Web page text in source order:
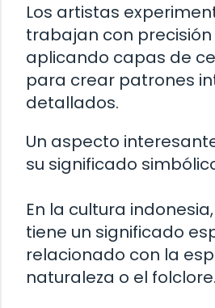
Los artistas
trabajan con
aplicando capas de
para crear patrones
detallados.
Un aspecto
su significado
En la cultura
tiene un significado
relacionado con la
naturaleza o el folclore.